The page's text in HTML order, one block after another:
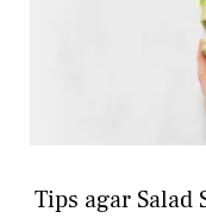
Tips agar Salad